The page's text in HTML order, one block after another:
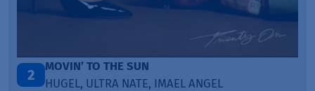
2
MOVIN’ TO THE SUN
HUGEL, ULTRA NATE, IMAEL ANGEL